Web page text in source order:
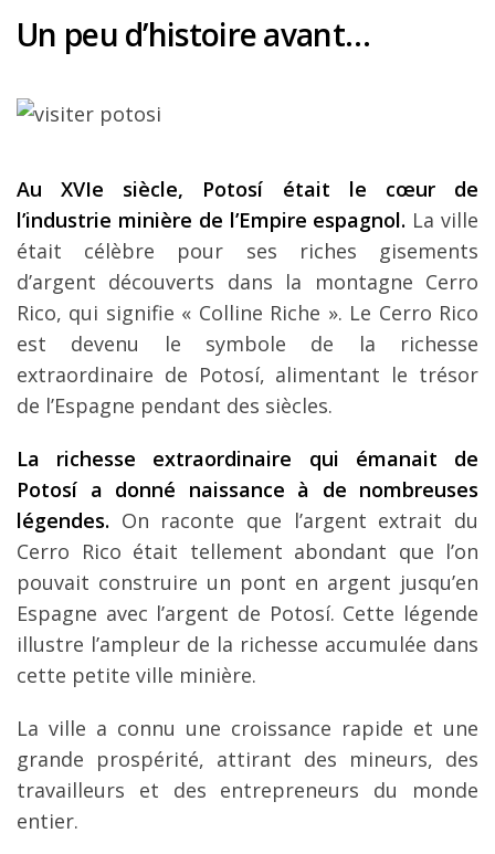
Un peu d’histoire avant…
Au XVIe siècle, Potosí était le cœur de
l’industrie minière de l’Empire espagnol. La ville
était célèbre pour ses riches gisements
d’argent découverts dans la montagne Cerro
Rico, qui signifie « Colline Riche ». Le Cerro Rico
est devenu le symbole de la richesse
extraordinaire de Potosí, alimentant le trésor
de l’Espagne pendant des siècles.
La richesse extraordinaire qui émanait de
Potosí a donné naissance à de nombreuses
légendes. On raconte que l’argent extrait du
Cerro Rico était tellement abondant que l’on
pouvait construire un pont en argent jusqu’en
Espagne avec l’argent de Potosí. Cette légende
illustre l’ampleur de la richesse accumulée dans
cette petite ville minière.
La ville a connu une croissance rapide et une
grande prospérité, attirant des mineurs, des
travailleurs et des entrepreneurs du monde
entier.